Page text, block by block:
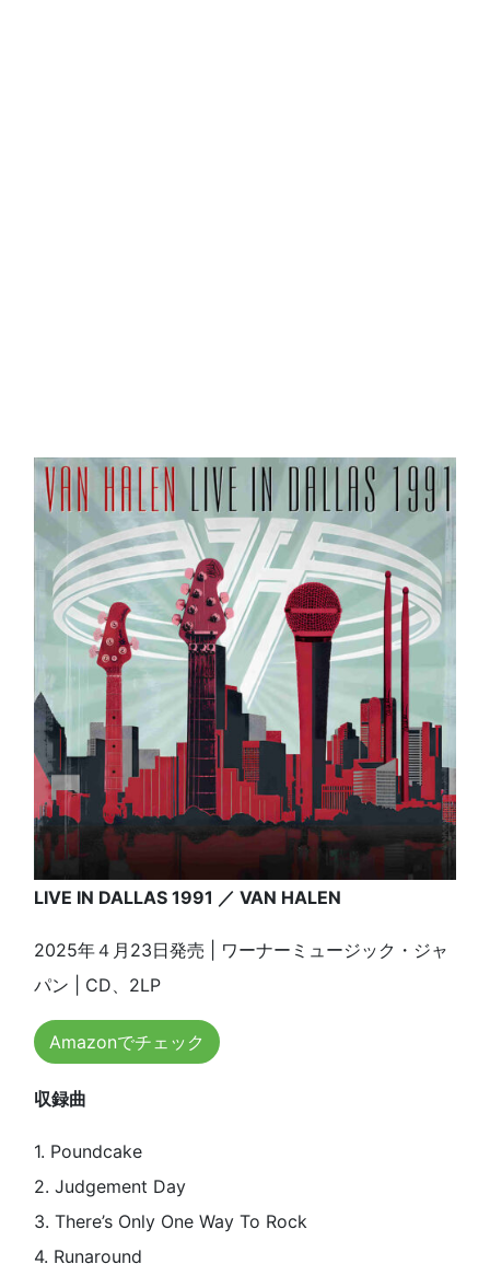
LIVE IN DALLAS 1991 ／ VAN HALEN
2025年４月23日発売 | ワーナーミュージック・ジャ
パン | CD、2LP
Amazonでチェック
収録曲
1. Poundcake
2. Judgement Day
3. There’s Only One Way To Rock
4. Runaround